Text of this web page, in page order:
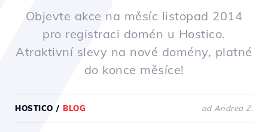
Objevte akce na měsíc listopad 2014
pro registraci domén u Hostico.
Atraktivní slevy na nové domény, platné
do konce měsíce!
HOSTICO / BLOG od Andrea Z.